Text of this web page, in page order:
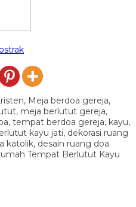
Meja berdoa gereja,
meja berlutut gereja,
tempat berdoa gereja, kayu,
kayu jati, dekorasi ruang
katolik, desain ruang doa
Tempat Berlutut Kayu